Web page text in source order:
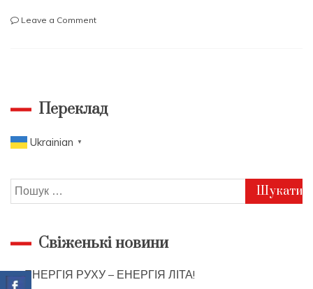
Leave a Commenton
спеціальністю
Переклад
Ukrainian ▼
Пошук:
Свіженькі новини
ЕНЕРГІЯ РУХУ – ЕНЕРГІЯ ЛІТА!